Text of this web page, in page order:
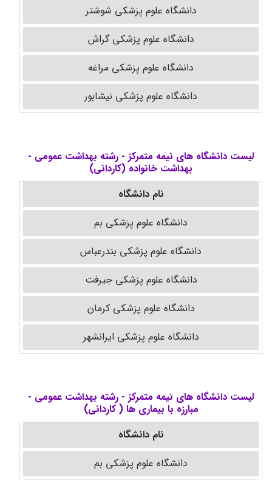
دانشگاه علوم پزشکی شوشتر
دانشگاه علوم پزشکی گراش
دانشگاه علوم پزشکی مراغه
دانشگاه علوم پزشکی نیشابور
لیست دانشگاه های نیمه متمرکز - رشته بهداشت عمومی -
بهداشت خانواده (کاردانی)
نام دانشگاه
دانشگاه علوم پزشکی بم
دانشگاه علوم پزشکی بندرعباس
دانشگاه علوم پزشکی جیرفت
دانشگاه علوم پزشکی کرمان
دانشگاه علوم پزشکی ایرانشهر
لیست دانشگاه های نیمه متمرکز - رشته بهداشت عمومی -
مبارزه با بیماری ها ( کاردانی)
نام دانشگاه
دانشگاه علوم پزشکی بم